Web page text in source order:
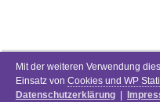
Mit der weiteren Verwendung
Einsatz von Cookies und WP
Datenschutzerklärung